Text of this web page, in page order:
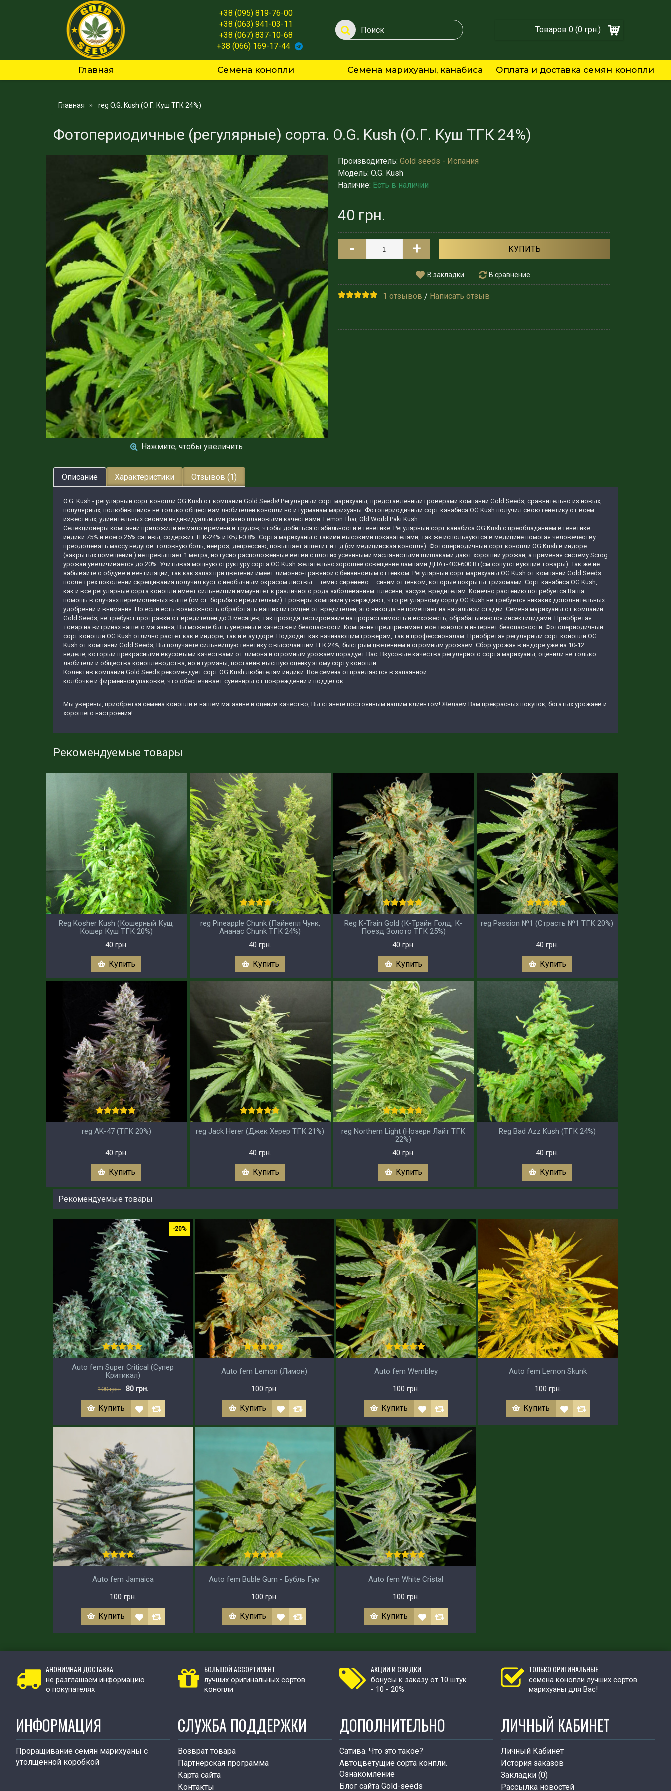
+38 (095) 819-76-00
+38 (063) 941-03-11
+38 (067) 837-10-68
+38 (066) 169-17-44
Товаров 0 (0 грн.)
Главная Семена конопли Семена марихуаны, канабиса Оплата и доставка семян конопли
Главная reg O.G. Kush (О.Г. Куш ТГК 24%)
Фотопериодичные (регулярные) сорта. O.G. Kush (О.Г. Куш ТГК 24%)
Нажмите, чтобы увеличить
Производитель: Gold seeds - Испания
Модель: O.G. Kush
Наличие: Есть в наличии
40 грн.
-
+ КУПИТЬ
В закладки В сравнение
1 отзывов / Написать отзыв
Описание Характеристики Отзывов (1)
O.G. Kush - регулярный сорт конопли OG Kush от компании Gold Seeds! Регулярный сорт марихуаны, представленный гроверами компании Gold Seeds, сравнительно из новых,
популярных, полюбившийся не только обществам любителей конопли но и гурманам марихуаны. Фотопериодичный сорт канабиса OG Kush получил свою генетику от всем
известных, удивительных своими индивидуальными разно плановыми качествами: Lemon Thai, Old World Paki Kush .
Селекционеры компании приложили не мало времени и трудов, чтобы добиться стабильности в генетике. Регулярный сорт канабиса OG Kush с преобладанием в генетике
индики 75% и всего 25% сативы, содержит ТГК-24% и КБД-0.8%. Сорта марихуаны с такими высокими показателями, так же используются в медицине помогая человечеству
преодолевать массу недугов: головную боль, невроз, депрессию, повышает аппетит и т.д.(см.медицинская конопля). Фотопериодичный сорт конопли OG Kush в индоре
(закрытых помещений.) не превышает 1 метра, но гусно расположенные ветви с плотно усеянными маслянистыми шишаками дают хороший урожай, а применяя систему Scrog
урожай увеличивается до 20%. Учитывая мощную структуру сорта OG Kush желательно хорошее освещение лампами ДНАт-400-600 Вт(см.сопутствующие товары). Так же не
забывайте о обдуве и вентиляции, так как запах при цветении имеет лимонно-травяной с бензиновым оттенком. Регулярный сорт марихуаны OG Kush от компании Gold Seeds
после трёх поколений скрещивания получил куст с необычным окрасом листвы – темно сиренево – синим оттенком, которые покрыты трихомами. Сорт канабиса OG Kush,
как и все регулярные сорта конопли имеет сильнейший иммунитет к различного рода заболеваниям: плесени, засухе, вредителям. Конечно растению потребуется Ваша
помощь в случаях перечисленных выше (см ст. борьба с вредителями). Гроверы компании утверждают, что регулярному сорту OG Kush не требуется никаких дополнительных
удобрений и внимания. Но если есть возможность обработать ваших питомцев от вредителей, это никогда не помешает на начальной стадии. Семена марихуаны от компании
Gold Seeds, не требуют протравки от вредителей до 3 месяцев, так проходя тестирование на прорастаимость и всхожесть, обрабатываются инсектицидами. Приобретая
товар на витринах нашего магазина, Вы можете быть уверены в качестве и безопасности. Компания предпринимает все технологи интернет безопасности. Фотопериодичный
сорт конопли OG Kush отлично растёт как в индоре, так и в аутдоре. Подходит как начинающим гроверам, так и профессионалам. Приобретая регулярный сорт конопли OG
Kush от компании Gold Seeds, Вы получаете сильнейшую генетику с высочайшим ТГК 24%, быстрым цветением и огромным урожаем. Сбор урожая в индоре уже на 10-12
неделе, который прекрасными вкусовыми качествами от лимона и огромным урожаем порадует Вас. Вкусовые качества регулярного сорта марихуаны, оценили не только
любители и общества коноплеводства, но и гурманы, поставив высшую оценку этому сорту конопли.
Колектив компании Gold Seeds рекомендует сорт OG Kush любителям индики. Все семена отправляются в запаянной
колбочке и фирменной упаковке, что обеспечивает сувениры от повреждений и подделок.
Мы уверены, приобретая семена конопли в нашем магазине и оценив качество, Вы станете постоянным нашим клиентом! Желаем Вам прекрасных покупок, богатых урожаев и
хорошего настроения!
Рекомендуемые товары
Reg Kosher Kush (Кошерный Куш,
Кошер Куш ТГК 20%)
40 грн.
Купить
reg Pineapple Chunk (Пайнепл Чунк,
Ананас Chunk ТГК 24%)
40 грн.
Купить
Reg K-Train Gold (К-Трайн Голд, К-
Поезд Золото ТГК 25%)
40 грн.
Купить
reg Passion №1 (Страсть №1 ТГК 20%)
40 грн.
Купить
reg AK-47 (ТГК 20%)
40 грн.
Купить
reg Jack Herer (Джек Херер ТГК 21%)
40 грн.
Купить
reg Northern Light (Нозерн Лайт ТГК
22%)
40 грн.
Купить
Reg Bad Azz Kush (ТГК 24%)
40 грн.
Купить
Рекомендуемые товары
-20%
Auto fem Super Critical (Супер
Критикал)
100 грн. 80 грн.
Купить
Auto fem Lemon (Лимон)
100 грн.
Купить
Auto fem Wembley
100 грн.
Купить
Auto fem Lemon Skunk
100 грн.
Купить
Auto fem Jamaica
100 грн.
Купить
Auto fem Buble Gum - Бубль Гум
100 грн.
Купить
Auto fem White Cristal
100 грн.
Купить
АНОНИМНАЯ ДОСТАВКА
не разглашаем информацию
о покупателях
БОЛЬШОЙ АССОРТИМЕНТ
лучших оригинальных сортов
конопли
АКЦИИ И СКИДКИ
бонусы к заказу от 10 штук
- 10 - 20%
ТОЛЬКО ОРИГИНАЛЬНЫЕ
семена конопли лучших сортов
марихуаны для Вас!
ИНФОРМАЦИЯ
Проращивание семян марихуаны с
утолщенной коробкой
СЛУЖБА ПОДДЕРЖКИ
Возврат товара
Партнерская программа
Карта сайта
Контакты
ДОПОЛНИТЕЛЬНО
Сатива. Что это такое?
Автоцветущие сорта конпли.
Ознакомление
Блог сайта Gold-seeds
ЛИЧНЫЙ КАБИНЕТ
Личный Кабинет
История заказов
Закладки (0)
Рассылка новостей